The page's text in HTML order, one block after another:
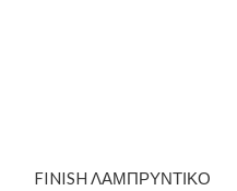
FINISH ΛΑΜΠΡΥΝΤΙΚΟ